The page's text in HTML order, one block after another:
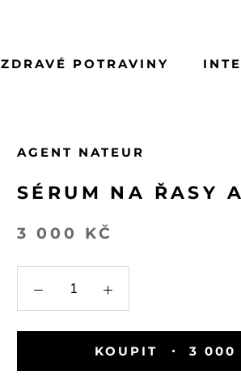
ZDRAVÉ POTRAVINY
AGENT NATEUR
SÉRUM NA ŘASY
3 000 KČ
KOUPIT 3 000